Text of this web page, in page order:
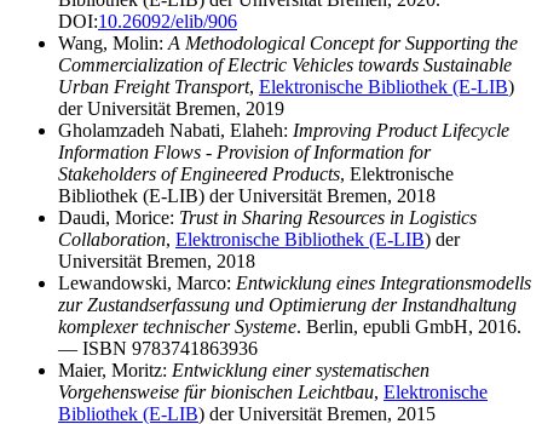
DOI:10.26092/elib/906
Wang, Molin:A Methodological Concept for Supporting the
Commercialization of Electric Vehicles towards Sustainable
Urban Freight Transport, Elektronische Bibliothek (E-LIB)
der Universität Bremen, 2019
Gholamzadeh Nabati, Elaheh: Improving Product Lifecycle
Information Flows - Provision of Information for
Stakeholders of Engineered Products, Elektronische
Bibliothek (E-LIB) der Universität Bremen, 2018
Daudi, Morice: Trust in Sharing Resources in Logistics
Collaboration, Elektronische Bibliothek (E-LIB) der
Universität Bremen, 2018
Lewandowski, Marco: Entwicklung eines Integrationsmodells
zur Zustandserfassung und Optimierung der Instandhaltung
komplexer technischer Systeme. Berlin, epubli GmbH, 2016.
— ISBN 9783741863936
Maier, Moritz: Entwicklung einer systematischen
Vorgehensweise für bionischen Leichtbau, Elektronische
Bibliothek (E-LIB) der Universität Bremen, 2015